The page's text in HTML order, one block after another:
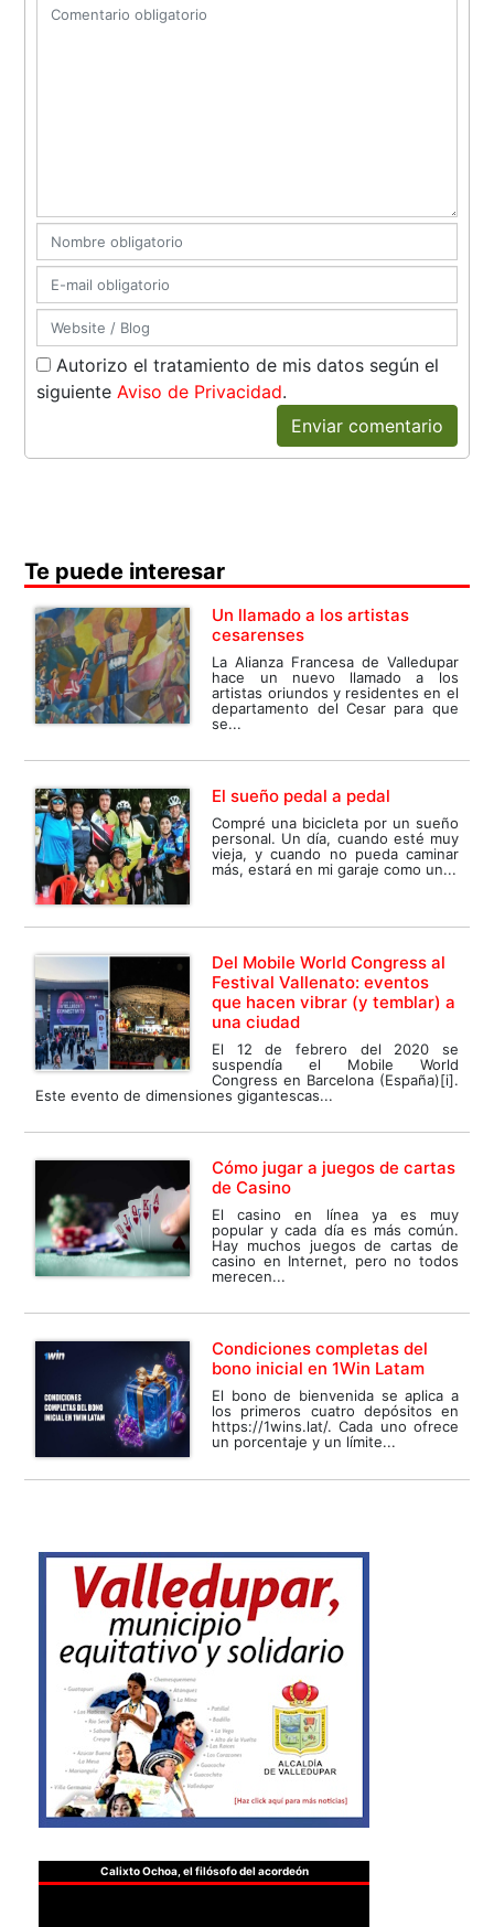
Autorizo el tratamiento de mis datos según el
siguienteAviso de Privacidad.
Enviar comentario
Te puede interesar
Un llamado a los artistas
cesarenses
La Alianza Francesa de Valledupar
hace un nuevo llamado a los
artistas oriundos y residentes en el
departamento del Cesar para que
se...
El sueño pedal a pedal
Compré una bicicleta por un sueño
personal. Un día, cuando esté muy
vieja, y cuando no pueda caminar
más, estará en mi garaje como un...
Del Mobile World Congress al
Festival Vallenato: eventos
que hacen vibrar (y temblar) a
una ciudad
El 12 de febrero del 2020 se
suspendía el Mobile World
Congress en Barcelona (España)[i].
Este evento de dimensiones gigantescas...
Сómo jugar a juegos de cartas
de Casino
El casino en línea ya es muy
popular y cada día es más común.
Hay muchos juegos de cartas de
casino en Internet, pero no todos
merecen...
Condiciones completas del
bono inicial en 1Win Latam
El bono de bienvenida se aplica a
los primeros cuatro depósitos en
https://1wins.lat/. Cada uno ofrece
un porcentaje y un límite...
Calixto Ochoa, el filósofo del acordeón